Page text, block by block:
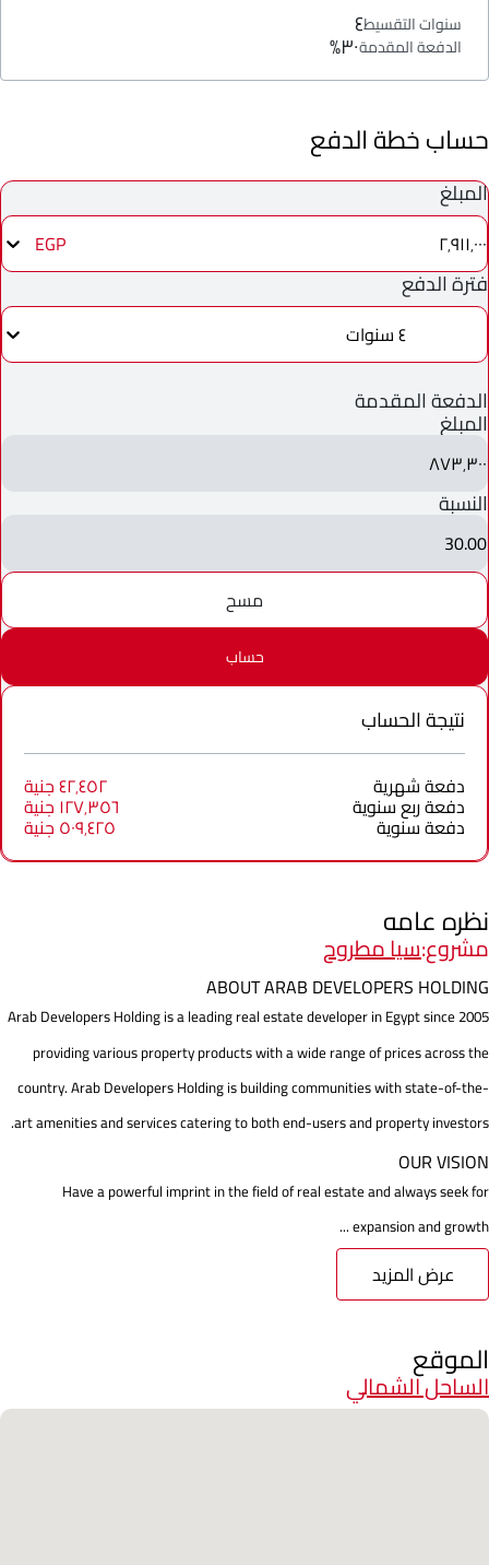
سنوات التقسيط٤
الدفعة المقدمة٣٠%
حساب خطة الدفع
المبلغ
٢٬٩١١٬٠٠٠ EGP
فترة الدفع
٤ سنوات
الدفعة المقدمة
المبلغ
٨٧٣٬٣٠٠
النسبة
30.00
مسح
حساب
نتيجة الحساب
دفعة شهرية ٤٢٬٤٥٢ جنية
دفعة ربع سنوية ١٢٧٬٣٥٦ جنية
دفعة سنوية ٥٠٩٬٤٢٥ جنية
نظره عامه
مشروع:سيا مطروح
ABOUT ARAB DEVELOPERS HOLDING
Arab Developers Holding is a leading real estate developer in Egypt since 2005
providing various property products with a wide range of prices across the
country. Arab Developers Holding is building communities with state-of-the-
art amenities and services catering to both end-users and property investors.
OUR VISION
Have a powerful imprint in the field of real estate and always seek for
expansion and growth ...
عرض المزيد
الموقع
الساحل الشمالي